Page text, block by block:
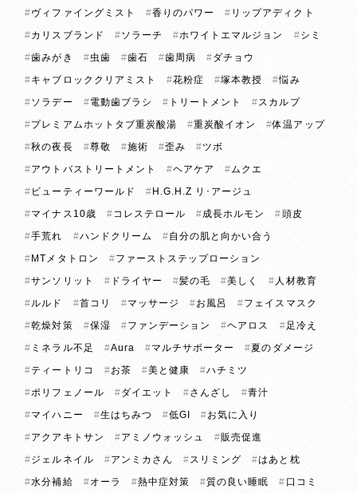
ヴィファイングミスト 香りのパワー
リップアディクト
カリスブランド
ソラーチ ホワイトエマルジョン
シミ
歯みがき
虫歯 歯石 歯周病
ダチョウ
キャブロッククリアミスト
花粉症 塚本教授
悩み
ソラデー
電動歯ブラシ トリートメント
スカルプ
プレミアムホットタブ重炭酸湯
重炭酸イオン
体温アップ
秋の夜長
尊敬 施術 歪み
ツボ
アウトバストリートメント
ヘアケア
ムクエ
ビューティーワールド
H.G.H.Z リ･アージュ
マイナス10歳
コレステロール 成長ホルモン
頭皮
手荒れ
ハンドクリーム
自分の肌と向かい合う
MTメタトロン
ファーストステップローション
サンソリット
ドライヤー 髪の毛 美しく
人材教育
ルルド
首コリ マッサージ お風呂
フェイスマスク
乾燥対策
保湿 ファンデーション ヘアロス
足冷え
ミネラル不足
Aura マルチサポーター
夏のダメージ
ティートリコ
お茶 美と健康
ハチミツ
ポリフェノール
ダイエット さんざし
青汁
マイハニー
生はちみつ 低GI
お気に入り
アクアキトサン
アミノウォッシュ
販売促進
ジェルネイル
アンミカさん スリミング
はあと枕
水分補給
オーラ 熱中症対策 質の良い睡眠
口コミ